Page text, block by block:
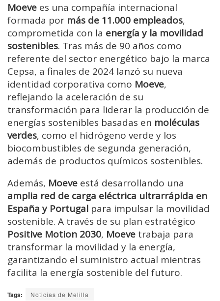
Moeve es una compañía internacional
formada por más de 11.000 empleados,
comprometida con la energía y la movilidad
sostenibles. Tras más de 90 años como
referente del sector energético bajo la marca
Cepsa, a finales de 2024 lanzó su nueva
identidad corporativa como Moeve,
reflejando la aceleración de su
transformación para liderar la producción de
energías sostenibles basadas en moléculas
verdes, como el hidrógeno verde y los
biocombustibles de segunda generación,
además de productos químicos sostenibles.
Además, Moeve está desarrollando una
amplia red de carga eléctrica ultrarrápida en
España y Portugal para impulsar la movilidad
sostenible. A través de su plan estratégico
Positive Motion 2030, Moeve trabaja para
transformar la movilidad y la energía,
garantizando el suministro actual mientras
facilita la energía sostenible del futuro.
Tags: Noticias de Melilla